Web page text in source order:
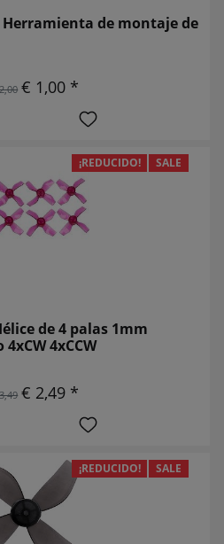
Herramienta de montaje de
€ 1,00 *
¡REDUCIDO! SALE
de 4 palas 1mm
4xCCW
€ 2,49 *
¡REDUCIDO! SALE